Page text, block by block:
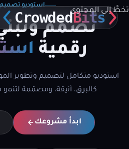
تخطَّ إلى المحتوىCrowdedBits
استوديو
نُصمّم
رقمية
استوديو متكامل لتصميم وتطوير
كالبرق، أنيقة، ومصمّمة لتنمو
ابدأ مشروعك